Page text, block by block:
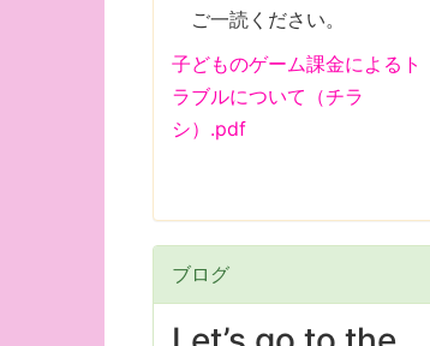
ご一読ください。
子どものゲーム課金によるト
ラブルについて（チラ
シ）.pdf
ブログ